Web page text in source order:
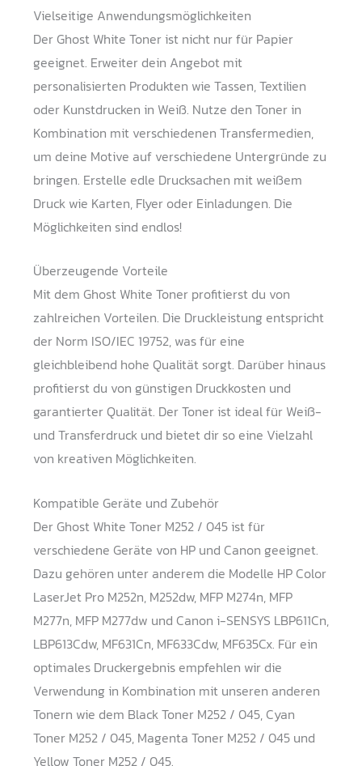
Vielseitige Anwendungsmöglichkeiten
Der Ghost White Toner ist nicht nur für Papier
geeignet. Erweiter dein Angebot mit
personalisierten Produkten wie Tassen, Textilien
oder Kunstdrucken in Weiß. Nutze den Toner in
Kombination mit verschiedenen Transfermedien,
um deine Motive auf verschiedene Untergründe zu
bringen. Erstelle edle Drucksachen mit weißem
Druck wie Karten, Flyer oder Einladungen. Die
Möglichkeiten sind endlos!
Überzeugende Vorteile
Mit dem Ghost White Toner profitierst du von
zahlreichen Vorteilen. Die Druckleistung entspricht
der Norm ISO/IEC 19752, was für eine
gleichbleibend hohe Qualität sorgt. Darüber hinaus
profitierst du von günstigen Druckkosten und
garantierter Qualität. Der Toner ist ideal für Weiß-
und Transferdruck und bietet dir so eine Vielzahl
von kreativen Möglichkeiten.
Kompatible Geräte und Zubehör
Der Ghost White Toner M252 / 045 ist für
verschiedene Geräte von HP und Canon geeignet.
Dazu gehören unter anderem die Modelle HP Color
LaserJet Pro M252n, M252dw, MFP M274n, MFP
M277n, MFP M277dw und Canon i-SENSYS LBP611Cn,
LBP613Cdw, MF631Cn, MF633Cdw, MF635Cx. Für ein
optimales Druckergebnis empfehlen wir die
Verwendung in Kombination mit unseren anderen
Tonern wie dem Black Toner M252 / 045, Cyan
Toner M252 / 045, Magenta Toner M252 / 045 und
Yellow Toner M252 / 045.